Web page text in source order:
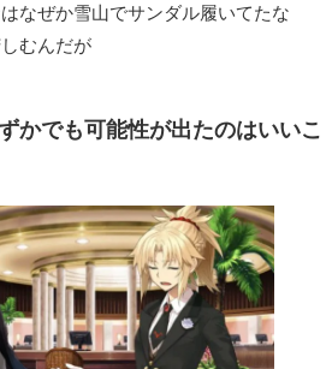
なぜか雪山でサンダル履いてたな
むんだが
かでも可能性が出たのはいいこ